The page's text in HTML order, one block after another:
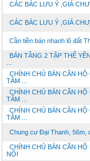
CÁC BÁC LƯU Ý ,GIÁ
CÁC BÁC LƯU Ý ,GIÁ
Cần tiền bán nhanh lô đất
BÁN TẦNG 2 TẬP THỂ
CHÍNH CHỦ BÁN CĂN
TÂM ...
CHÍNH CHỦ BÁN CĂN
TÂM ...
CHÍNH CHỦ BÁN CĂN
TÂM ...
Chung cư Đại Thanh, 56m,
CHÍNH CHỦ BÁN CĂN HỘ
NỘI